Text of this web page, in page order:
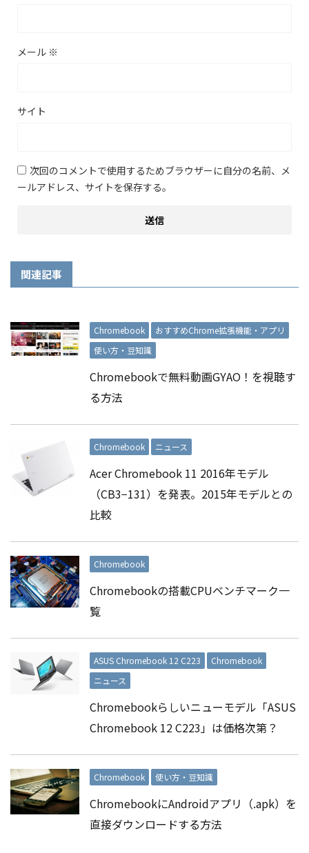
メール ※
サイト
次回のコメントで使用するためブラウザーに自分の名前、メ
ールアドレス、サイトを保存する。
関連記事
Chromebook
おすすめChrome拡張機能・アプリ
使い方・豆知識
Chromebookで無料動画GYAO！を視聴す
る方法
Chromebook ニュース
Acer Chromebook 11 2016年モデル
（CB3−131）を発表。2015年モデルとの
比較
Chromebook
Chromebookの搭載CPUベンチマーク一
覧
ASUS Chromebook 12 C223
Chromebook
ニュース
Chromebookらしいニューモデル「ASUS
Chromebook 12 C223」は価格次第？
Chromebook 使い方・豆知識
ChromebookにAndroidアプリ（.apk）を
直接ダウンロードする方法